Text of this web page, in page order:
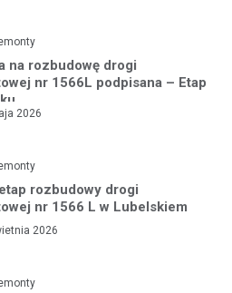
na rozbudowę drogi
nr 1566L podpisana – Etap
2026
rozbudowy drogi
nr 1566 L w Lubelskiem
2026